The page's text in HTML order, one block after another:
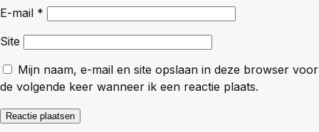
E-mail *
Site
Mijn naam, e-mail en site opslaan in deze browser voor
de volgende keer wanneer ik een reactie plaats.